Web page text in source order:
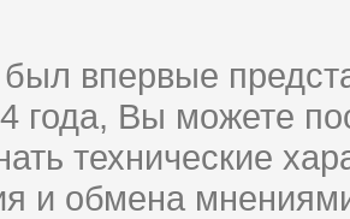
был впервые
года, Вы можете
технические
и обмена